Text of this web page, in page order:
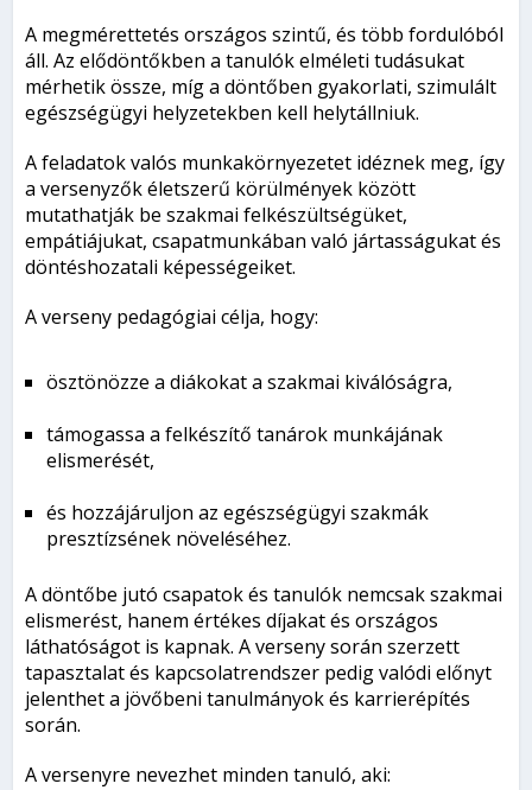
A megmérettetés országos szintű, és több fordulóból
áll. Az elődöntőkben a tanulók elméleti tudásukat
mérhetik össze, míg a döntőben gyakorlati, szimulált
egészségügyi helyzetekben kell helytállniuk.
A feladatok valós munkakörnyezetet idéznek meg, így
a versenyzők életszerű körülmények között
mutathatják be szakmai felkészültségüket,
empátiájukat, csapatmunkában való jártasságukat és
döntéshozatali képességeiket.
A verseny pedagógiai célja, hogy:
ösztönözze a diákokat a szakmai kiválóságra,
támogassa a felkészítő tanárok munkájának
elismerését,
és hozzájáruljon az egészségügyi szakmák
presztízsének növeléséhez.
A döntőbe jutó csapatok és tanulók nemcsak szakmai
elismerést, hanem értékes díjakat és országos
láthatóságot is kapnak. A verseny során szerzett
tapasztalat és kapcsolatrendszer pedig valódi előnyt
jelenthet a jövőbeni tanulmányok és karrierépítés
során.
A versenyre nevezhet minden tanuló, aki: